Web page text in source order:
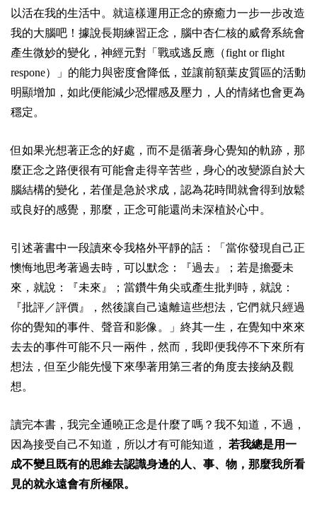
以活在我的生活中。就這樣運用正念的療癒力一步一步改造
我的大腦吧！據說長期練習正念，腦中杏仁核的威脅系統會
產生微妙的變化，神經元對「戰或逃反應（fight or flight
respone）」的能力與密度會降低，並讓前額葉皮質區的活動
明顯增加，如此便能減少恐懼感及壓力，人的情緒也會更為
穩定。
但如果光想著正念的好處，而不是循著身心覺知的軌跡，那
麼正念之路便很有可能會走得辛苦些，身心的改變源自於大
腦結構的變化，若僅是急於求成，認為花時間就會得到放鬆
或良好的感覺，那麼，正念可能還尚未深植於心中。
引述著書中一段讀來令我格外平靜的話：「當你發現自己正
懊悔地思考著過去時，可以默念：『過去』；若是擔憂未
來，就說：『未來』；當鑽牛角尖或產生批判時，就說：
『批評／評價』，然後讓自己遠離這些想法，它們就只經過
你的覺知的事件、聲音和影像。」終其一生，在覺知中來來
去去的事件可能不只一兩件，然而，我即便我停不下來所有
想法，但至少能先慢下來學著用第三者的角度去接納及觀
想。
讀完本書，我完全通曉正念是什麼了嗎？我不知道，不過，
因為接受自己不知道，所以才有可能知道， 若我總是用一
成不變且既有的思維去認識身邊的人、事、物，那麼我所看
見的就永遠會有所極限。